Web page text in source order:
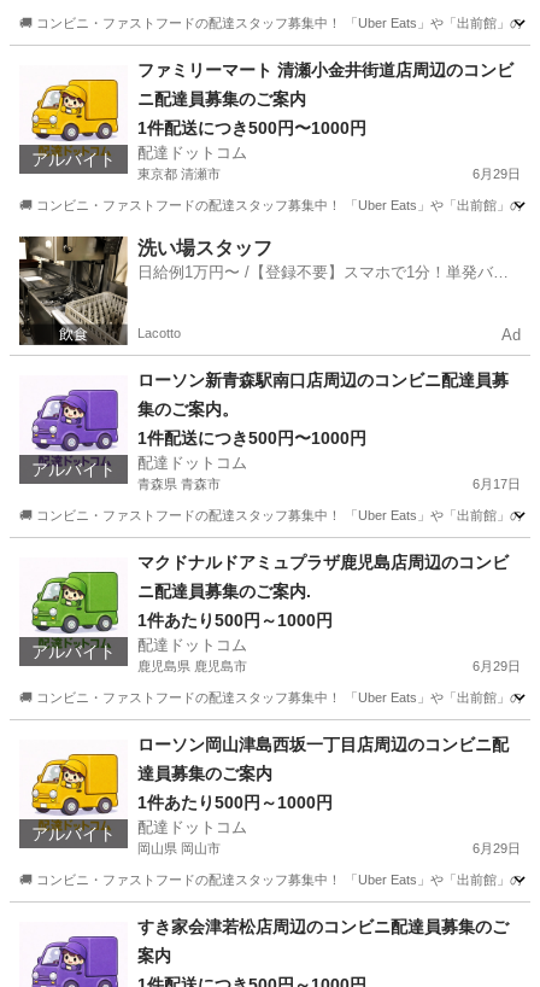
🚚 コンビニ・ファストフードの配達スタッフ募集中！ 「Uber Eats」や「出前館」の
ミニストップ
アルバイト
ファミリーマート 清瀬小金井街道店周辺のコンビ
ニ配達員募集のご案内
1件配送につき500円〜1000円
配達ドットコム
東京都 清瀬市 6月29日
🚚 コンビニ・ファストフードの配達スタッフ募集中！ 「Uber Eats」や「出前館」の
東京 清瀬市 配送 ファミリーマート
洗い場スタッフ
日給例1万円〜 /【登録不要】スマホで1分！単発バイ
Lacotto Ad
アルバイト
ローソン新青森駅南口店周辺のコンビニ配達員募
集のご案内。
1件配送につき500円〜1000円
配達ドットコム
青森県 青森市 6月17日
🚚 コンビニ・ファストフードの配達スタッフ募集中！ 「Uber Eats」や「出前館」の
配送 ローソン
アルバイト
マクドナルドアミュプラザ鹿児島店周辺のコンビ
ニ配達員募集のご案内.
1件あたり500円～1000円
配達ドットコム
鹿児島県 鹿児島市 6月29日
🚚 コンビニ・ファストフードの配達スタッフ募集中！ 「Uber Eats」や「出前館」の
ファストフード
アルバイト
ローソン岡山津島西坂一丁目店周辺のコンビニ配
達員募集のご案内
1件あたり500円～1000円
配達ドットコム
岡山県 岡山市 6月29日
🚚 コンビニ・ファストフードの配達スタッフ募集中！ 「Uber Eats」や「出前館」の
配送 ローソン
すき家会津若松店周辺のコンビニ配達員募集のご
案内